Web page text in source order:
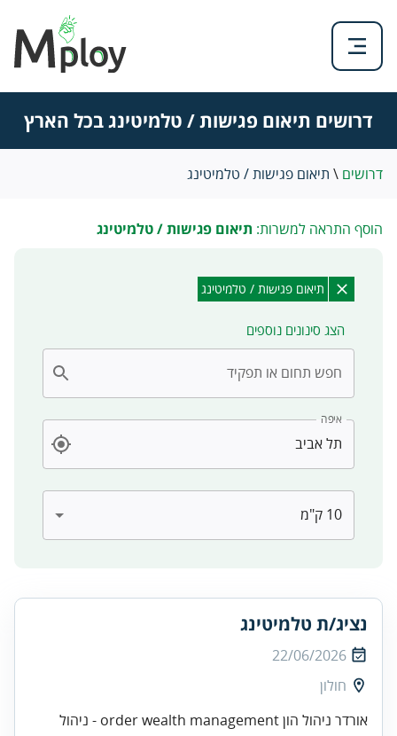
דרושים תיאום פגישות / טלמיטינג בכל הארץ
דרושים \ תיאום פגישות / טלמיטינג
הוסף התראה למשרות: תיאום פגישות / טלמיטינג
תיאום פגישות / טלמיטינג
הצג סינונים נוספים
חפש תחום או תפקיד
איפה
נציג/ת טלמיטינג
22/06/2026
חולון
אורדר ניהול הון order wealth management - ניהול